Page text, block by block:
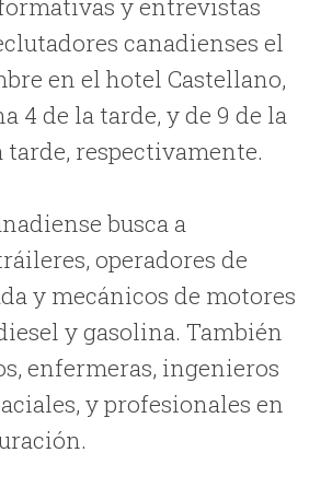
y entrevistas
canadienses el
en el hotel Castellano,
4 de la tarde, y de 9 de la
tarde, respectivamente.
busca a
operadores de
y mecánicos de motores
y gasolina. También
enfermeras, ingenieros
y profesionales en